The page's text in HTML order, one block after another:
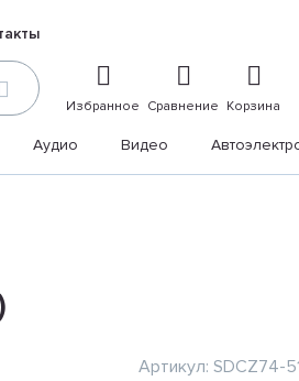
Избранное Сравнение Корзина
Аудио Видео
Артикул: SDCZ74-